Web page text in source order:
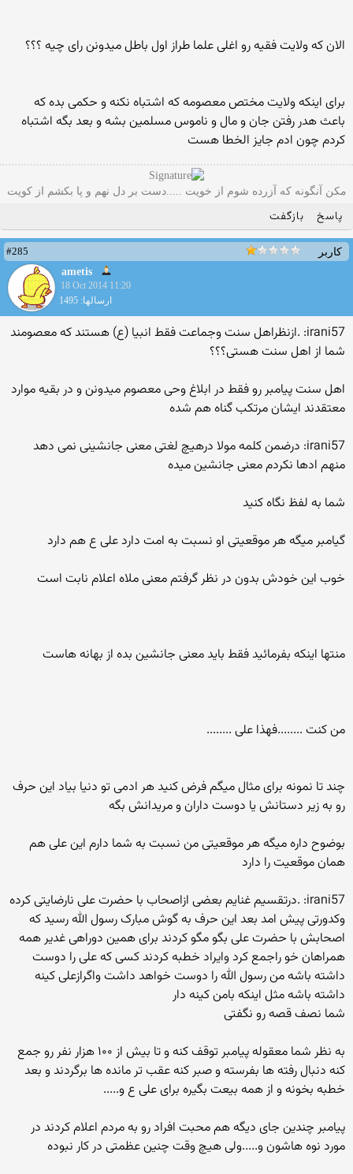
الان که ولایت فقیه رو اغلی علما طراز اول باطل میدونن رای چیه ؟؟؟
برای اینکه ولایت مختص معصومه که اشتباه نکنه و حکمی بده که
باعث هدر رفتن جان و مال و ناموس مسلمین بشه و بعد بگه اشتباه
کردم چون ادم جایز الخطا هست
مکن آنگونه که آزرده شوم از خویت .....دست بر دل نهم و پا بکشم از کویت
پاسخ بازگفت
کاربر
#285
ametis
18 Oct 2014 11:20
ارسالها: 1495
irani57: .ازنظراهل سنت وجماعت فقط انبیا (ع) هستند که معصومند
شما از اهل سنت هستی؟؟؟
اهل سنت پیامبر رو فقط در ابلاغ وحی معصوم میدونن و در بقیه موارد
معتقدند ایشان مرتکب گناه هم شده
irani57: درضمن کلمه مولا درهیچ لغتی معنی جانشینی نمی دهد
منهم ادها نکردم معنی جانشین میده
شما به لفظ نگاه کنید
گیامبر میگه هر موقعیتی او نسبت به امت دارد علی ع هم دارد
خوب این خودش بدون در نظر گرفتم معنی ملاه اعلام نابت است
منتها اینکه بفرمائید فقط باید معنی جانشین بده از بهانه هاست
من کنت ........فهذا علی ........
چند تا نمونه برای مثال میگم فرض کنید هر ادمی تو دنیا بیاد این حرف
رو به زیر دستانش یا دوست داران و مریدانش بگه
بوضوح داره میگه هر موقعیتی من نسبت به شما دارم این علی هم
همان موقعیت را دارد
irani57: .درتقسیم غنایم بعضی ازاصحاب با حضرت علی نارضایتی کرده
وکدورتی پیش امد بعد این حرف به گوش مبارک رسول الله رسید که
اصحابش با حضرت علی بگو مگو کردند برای همین دوراهی غدیر همه
همراهان خو راجمع کرد وایراد خطبه کردند کسی که علی را دوست
داشته باشه من رسول الله را دوست خواهد داشت واگرازعلی کینه
داشته باشه مثل اینکه بامن کینه دار
شما نصف قصه رو نگفتی
به نظر شما معقوله پیامبر توقف کنه و تا بیش از ۱۰۰ هزار نفر رو جمع
کنه دنبال رفته ها بفرسته و صبر کنه عقب تر مانده ها برگردند و بعد
خطبه بخونه و از همه بیعت بگیره برای علی ع و.....
پیامبر چندین جای دیگه هم محبت افراد رو به مردم اعلام کردند در
مورد نوه هاشون و.....ولی هیچ وقت چنین عظمتی در کار نبوده